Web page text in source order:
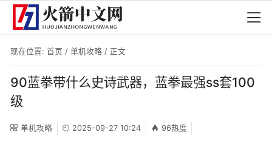
现在位置: 首页 / 单机攻略 / 正文
90蓝拳带什么史诗武器，蓝拳最强ss套100
级
单机攻略 2025-09-27 10:24 96热度